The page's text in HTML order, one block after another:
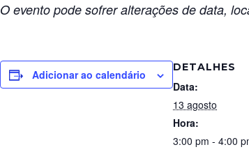
O evento pode sofrer alterações de data,
Adicionar ao calendário
DETALHES
Data:
13 agosto
Hora:
3:00 pm - 4:00